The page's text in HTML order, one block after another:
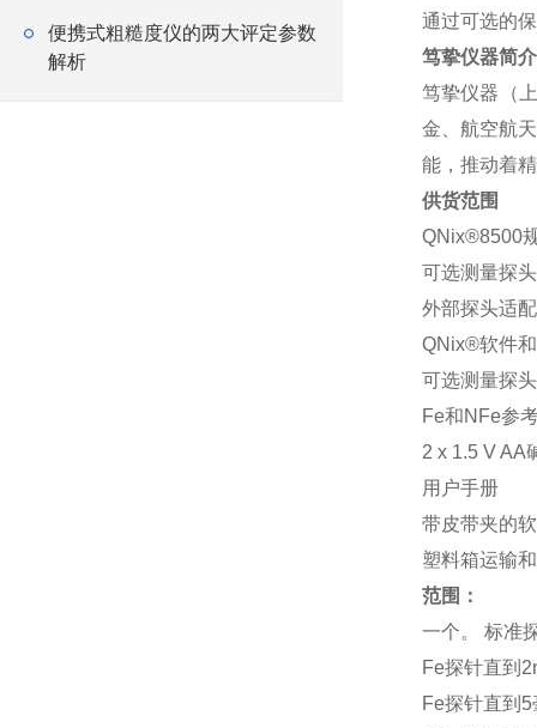
便携式粗糙度仪的两大评定参数
解析
通过可选的
笃挚仪器简介
笃挚仪器（
金、航空航
能，推动着
供货范围
QNix®8500
可选测量探头
外部探头适
QNix®软件
可选测量探
Fe和NFe参
2 x 1.5 V AA
用户手册
带皮带夹的
塑料箱运输
范围：
一个。 标准
Fe探针直到
Fe探针直到5